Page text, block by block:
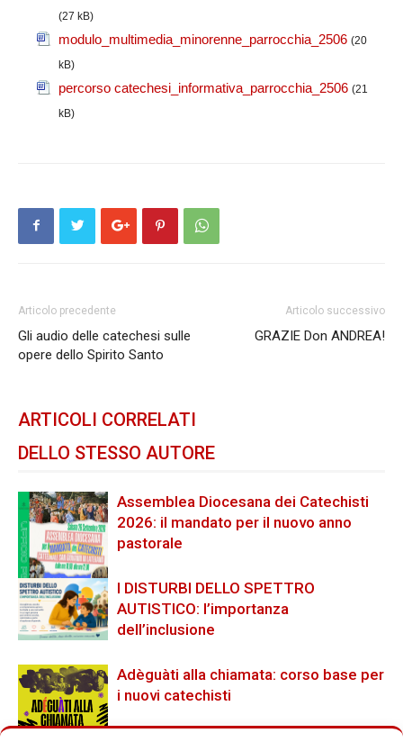
(27 kB)
modulo_multimedia_minorenne_parrocchia_2506 (20
kB)
percorso catechesi_informativa_parrocchia_2506 (21
kB)
Articolo precedente
Gli audio delle catechesi sulle
opere dello Spirito Santo
Articolo successivo
GRAZIE Don ANDREA!
ARTICOLI CORRELATI
DELLO STESSO AUTORE
Assemblea Diocesana dei Catechisti
2026: il mandato per il nuovo anno
pastorale
I DISTURBI DELLO SPETTRO
AUTISTICO: l’importanza
dell’inclusione
Adèguàti alla chiamata: corso base per
i nuovi catechisti